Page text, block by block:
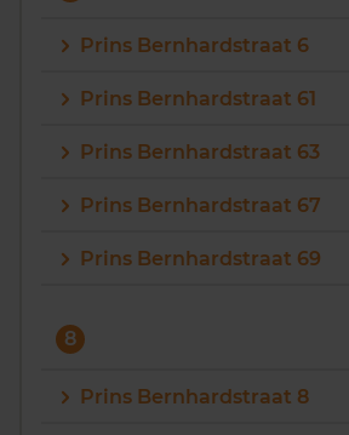
Prins Bernhardstraat 6
Prins Bernhardstraat 61
Prins Bernhardstraat 63
Prins Bernhardstraat 67
Prins Bernhardstraat 69
8
Prins Bernhardstraat 8